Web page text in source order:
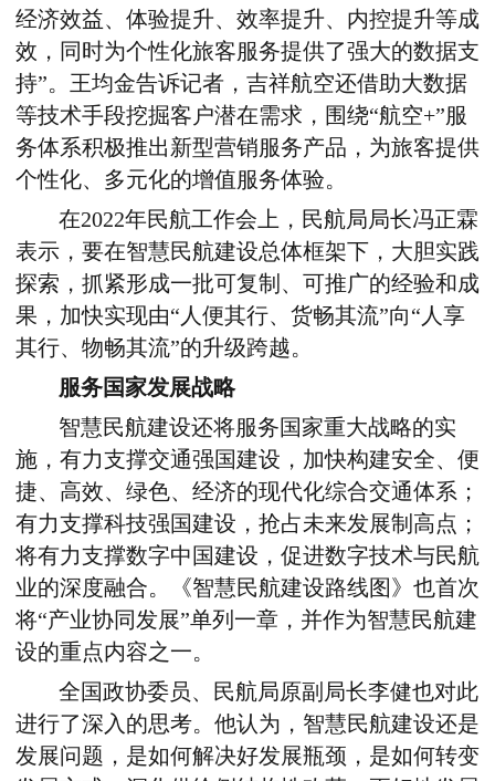
经济效益、体验提升、效率提升、内控提升等成
效，同时为个性化旅客服务提供了强大的数据支
持”。王均金告诉记者，吉祥航空还借助大数据
等技术手段挖掘客户潜在需求，围绕“航空+”服
务体系积极推出新型营销服务产品，为旅客提供
个性化、多元化的增值服务体验。
在2022年民航工作会上，民航局局长冯正霖
表示，要在智慧民航建设总体框架下，大胆实践
探索，抓紧形成一批可复制、可推广的经验和成
果，加快实现由“人便其行、货畅其流”向“人享
其行、物畅其流”的升级跨越。
服务国家发展战略
智慧民航建设还将服务国家重大战略的实
施，有力支撑交通强国建设，加快构建安全、便
捷、高效、绿色、经济的现代化综合交通体系；
有力支撑科技强国建设，抢占未来发展制高点；
将有力支撑数字中国建设，促进数字技术与民航
业的深度融合。《智慧民航建设路线图》也首次
将“产业协同发展”单列一章，并作为智慧民航建
设的重点内容之一。
全国政协委员、民航局原副局长李健也对此
进行了深入的思考。他认为，智慧民航建设还是
发展问题，是如何解决好发展瓶颈，是如何转变